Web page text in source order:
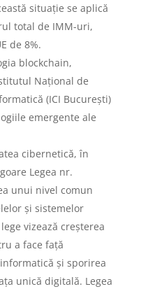
situație se aplică
total de IMM-uri,
de 8%.
blockchain,
Național de
(ICI București)
emergente ale
cibernetică, în
Legea nr.
unui nivel comun
și sistemelor
vizează creșterea
a face față
și sporirea
unică digitală. Legea